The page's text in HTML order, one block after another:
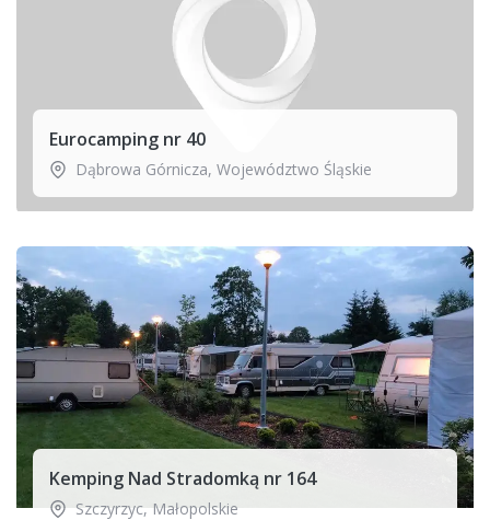
Eurocamping nr 40
Dąbrowa Górnicza, Województwo Śląskie
Kemping Nad Stradomką nr 164
Szczyrzyc, Małopolskie